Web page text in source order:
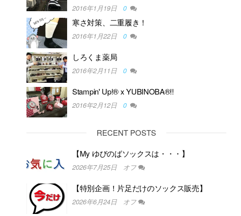
2016年1月19日 0
寒さ対策、二重履き！
2016年1月22日 0
しろくま薬局
2016年2月11日 0
Stampin' Up!® x YUBINOBA®!!
2016年2月12日 0
RECENT POSTS
【My ゆびのばソックスは・・・】
2026年7月25日 オフ
【特別企画！片足だけのソックス販売】
2026年6月24日 オフ